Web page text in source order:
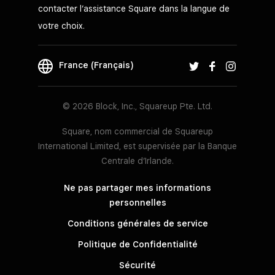
contacter l’assistance Square dans la langue de
votre choix.
France (Français)
© 2026 Block, Inc., Squareup Pte. Ltd.
Square, nom commercial de Squareup
International Limited, est supervisée par la Banque
Centrale d’Irlande.
Ne pas partager mes informations
personnelles
Conditions générales de service
Politique de Confidentialité
Sécurité